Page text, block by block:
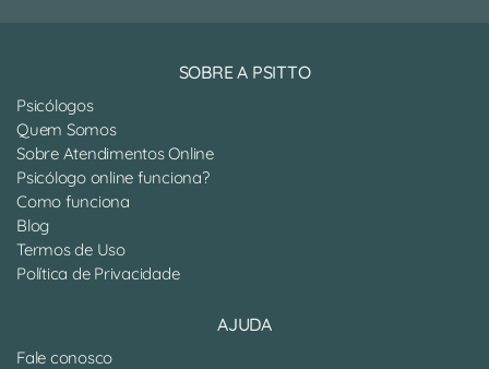
SOBRE A PSITTO
Psicólogos
Quem Somos
Sobre Atendimentos Online
Psicólogo online funciona?
Como funciona
Blog
Termos de Uso
Política de Privacidade
AJUDA
Fale conosco